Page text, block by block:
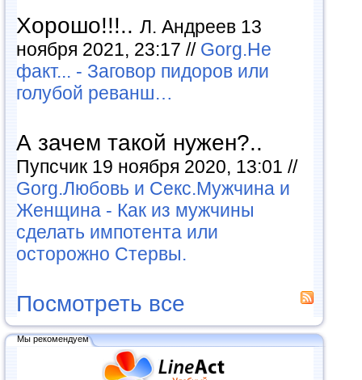
Хорошо!!!.. Л. Андреев 13
ноября 2021, 23:17 // Gorg.Не
факт... - Заговор пидоров или
голубой реванш…
А зачем такой нужен?..
Пупсчик 19 ноября 2020, 13:01 //
Gorg.Любовь и Секс.Мужчина и
Женщина - Как из мужчины
сделать импотента или
осторожно Стервы.
Посмотреть все
Мы рекомендуем